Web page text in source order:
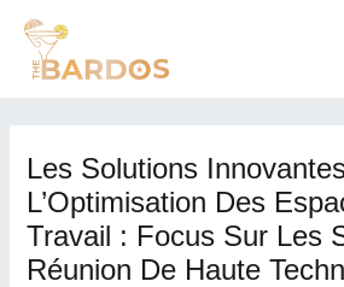
Skip
content
Les Solutions
L’Optimisation Des
Travail : Focus Sur Les
Réunion De Haute
Post
navigation